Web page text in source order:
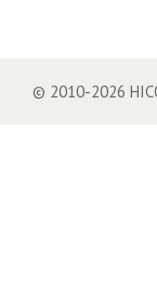
© 2010-2026